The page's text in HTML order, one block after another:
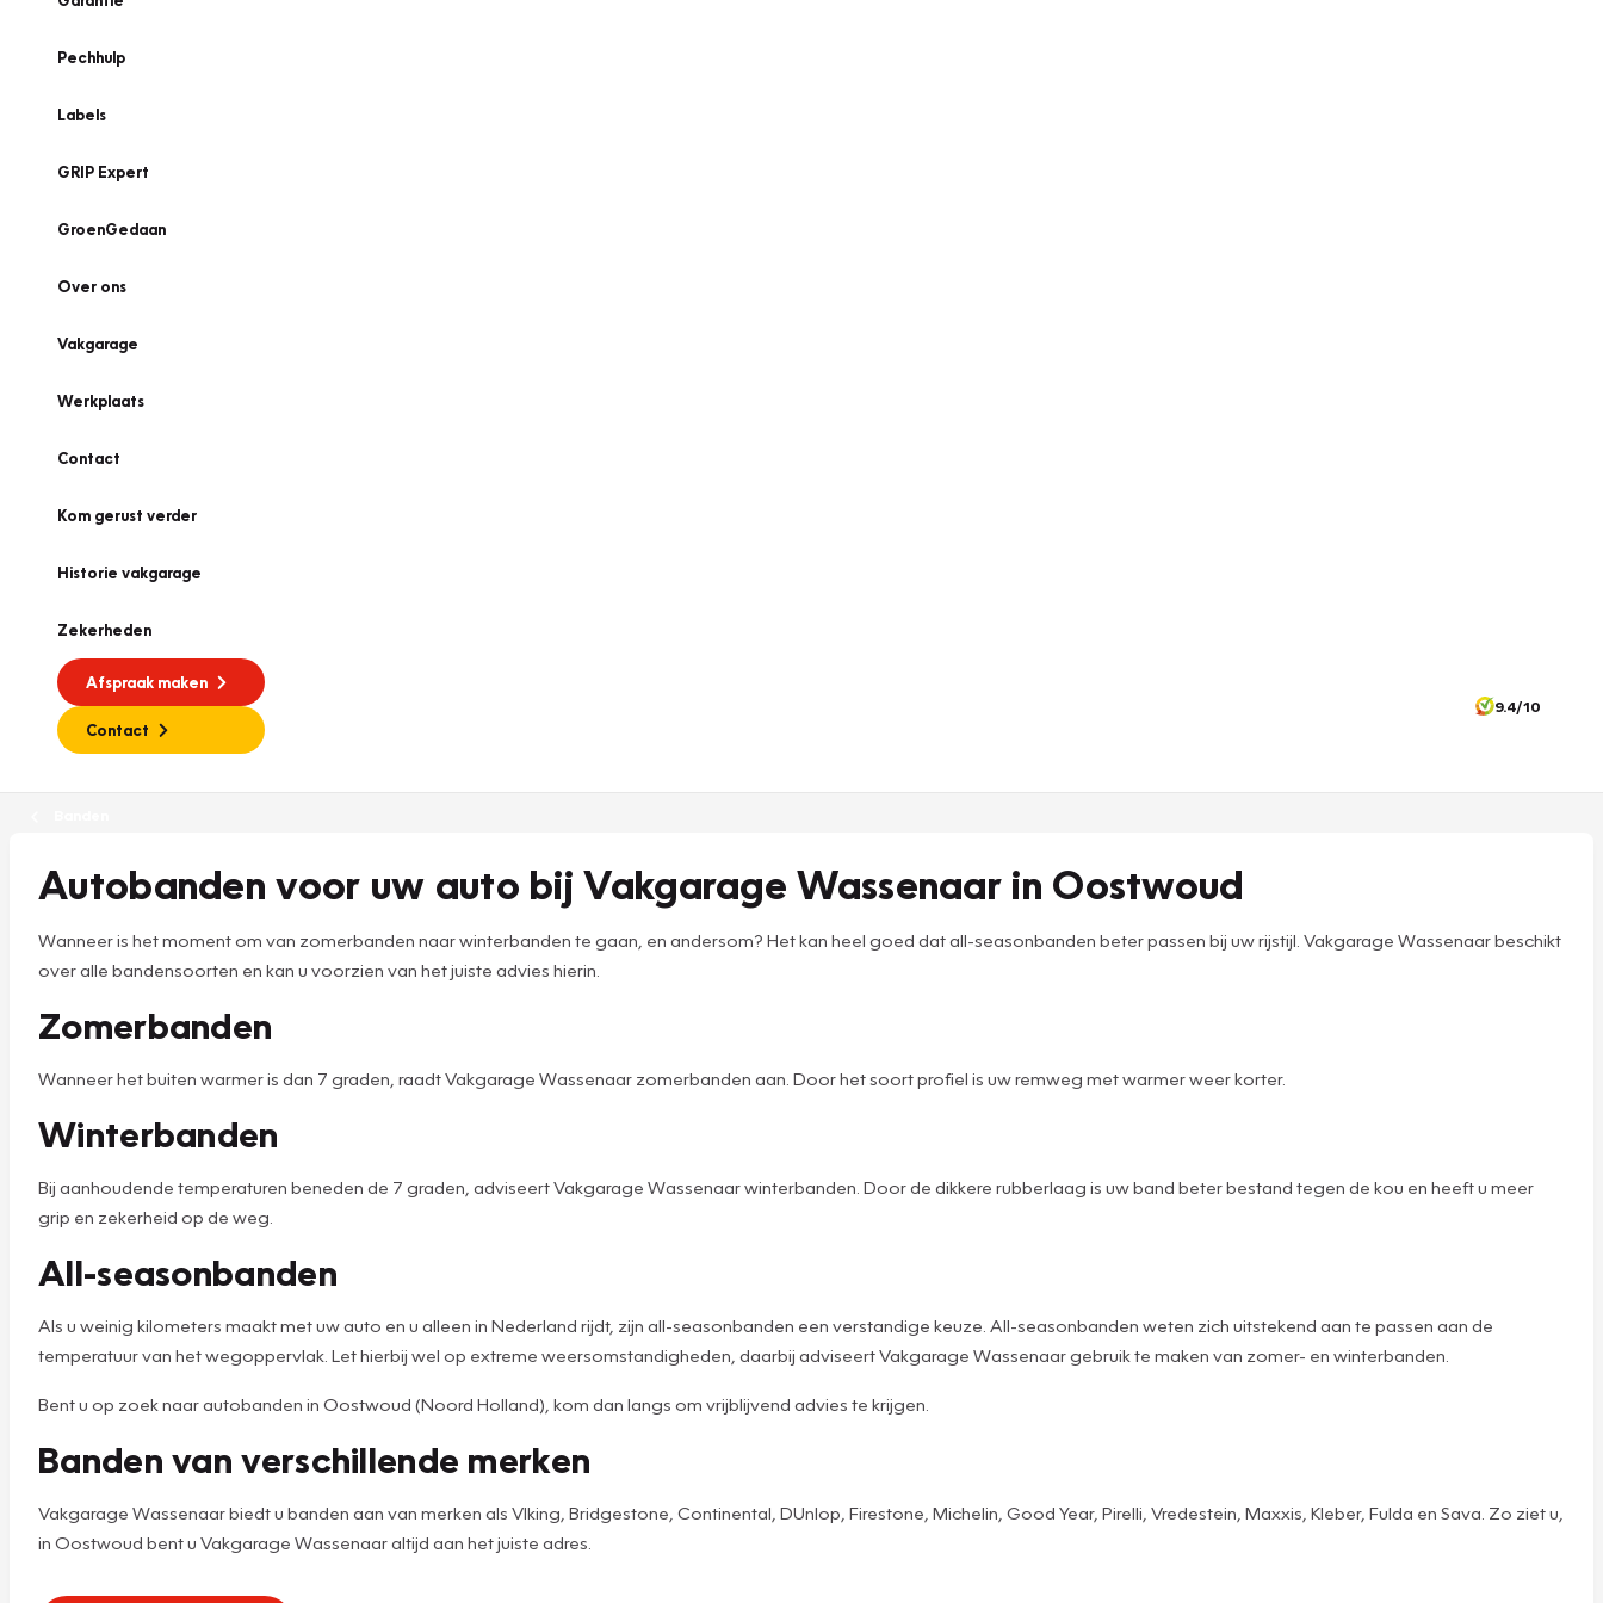
Pechhulp
Labels
GRIP Expert
GroenGedaan
Over ons
Vakgarage
Werkplaats
Contact
Kom gerust verder
Historie vakgarage
Zekerheden
Afspraak maken
Contact
9.4/10
Autobanden voor uw auto bij Vakgarage Wassenaar in Oostwoud
Wanneer is het moment om van zomerbanden naar winterbanden te gaan, en andersom? Het kan heel goed dat all-seasonbanden beter passen bij uw rijstijl. Vakgarage Wassenaar beschikt
over alle bandensoorten en kan u voorzien van het juiste advies hierin.
Zomerbanden
Wanneer het buiten warmer is dan 7 graden, raadt Vakgarage Wassenaar zomerbanden aan. Door het soort profiel is uw remweg met warmer weer korter.
Winterbanden
Bij aanhoudende temperaturen beneden de 7 graden, adviseert Vakgarage Wassenaar winterbanden. Door de dikkere rubberlaag is uw band beter bestand tegen de kou en heeft u meer
grip en zekerheid op de weg.
All-seasonbanden
Als u weinig kilometers maakt met uw auto en u alleen in Nederland rijdt, zijn all-seasonbanden een verstandige keuze. All-seasonbanden weten zich uitstekend aan te passen aan de
temperatuur van het wegoppervlak. Let hierbij wel op extreme weersomstandigheden, daarbij adviseert Vakgarage Wassenaar gebruik te maken van zomer- en winterbanden.
Bent u op zoek naar autobanden in Oostwoud (Noord Holland), kom dan langs om vrijblijvend advies te krijgen.
Banden van verschillende merken
Vakgarage Wassenaar biedt u banden aan van merken als VIking, Bridgestone, Continental, DUnlop, Firestone, Michelin, Good Year, Pirelli, Vredestein, Maxxis, Kleber, Fulda en Sava. Zo ziet u,
in Oostwoud bent u Vakgarage Wassenaar altijd aan het juiste adres.